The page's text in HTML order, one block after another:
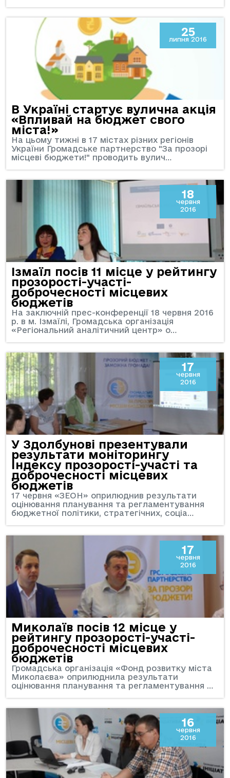
25
липня 2016
В Україні стартує вулична акція
«Впливай на бюджет свого
міста!»
На цьому тижні в 17 містах різних регіонів
України Громадське партнерство "За прозорі
місцеві бюджети!" проводить вулич…
18
червня
2016
Ізмаїл посів 11 місце у рейтингу
прозорості-участі-
доброчесності місцевих
бюджетів
На заключній прес-конференції 18 червня 2016
р. в м. Ізмаїлі, Громадська організація
«Регіональний аналітичний центр» о…
17
червня
2016
У Здолбунові презентували
результати моніторингу
Індексу прозорості-участі та
доброчесності місцевих
бюджетів
17 червня «ЗЕОН» оприлюднив результати
оцінювання планування та регламентування
бюджетної політики, стратегічних, соціа…
17
червня
2016
Миколаїв посів 12 місце у
рейтингу прозорості-участі-
доброчесності місцевих
бюджетів
Громадська організація «Фонд розвитку міста
Миколаєва» оприлюднила результати
оцінювання планування та регламентування …
16
червня
2016